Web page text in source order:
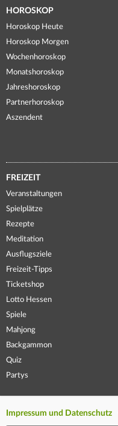
HOROSKOP
Horoskop Heute
Horoskop Morgen
Wochenhoroskop
Monatshoroskop
Jahreshoroskop
Partnerhoroskop
Aszendent
FREIZEIT
Veranstaltungen
Spielplätze
Rezepte
Meditation
Ausflugsziele
Freizeit-Tipps
Ticketshop
Lotto Hessen
Spiele
Mahjong
Backgammon
Quiz
Partys
Impressum und Datenschutz